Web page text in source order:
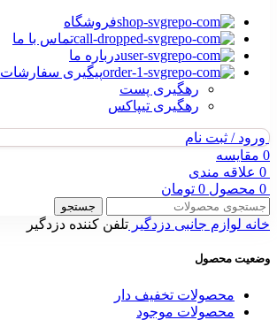
فروشگاه
تماس با ما
درباره ما
پیگیری سفارشات
رهگیری پست
رهگیری تیپاکس
ورود / ثبت نام
0 مقایسه
0 علاقه مندی
0 محصول 0 تومان
جستجو
خانه لوازم جانبی دزدگیر تلفن کننده دزدگیر
وضعیت محصول
محصولات تخفیف دار
محصولات موجود